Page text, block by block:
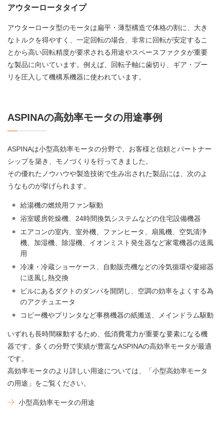
アウターロータタイプ
アウターロータ型のモータは扁平・薄型構造で体格の割に、大き
なトルクを得やすく、一定回転の場合、非常に回転が安定するこ
とから高い回転精度が要求される用途やスペースファクタが重要
な製品に向いています。例えば、回転子軸に歯切り、ギア・プー
リを圧入して機構系機器に使われています。
ASPINAの高効率モータの用途事例
ASPINAは小型高効率モータの分野で、お客様と信頼とパートナー
シップを築き、モノづくりを行ってきました。
その優れたノウハウや製造技術で生み出された製品には、次のよ
うなものが挙げられます。
給湯機の燃焼用ファン駆動
浴室暖房乾燥機、24時間換気システムなどの住宅設備機器
エアコンの室内、室外機、ファンヒータ、扇風機、空気清浄
機、加湿機、除湿機、イオンミスト発生器など家電機器の送風
用
冷凍・冷蔵ショーケース、自動販売機などの冷気循環や凝縮器
に送風し熱交換
ビルにあるダクトのダンパを開閉し、空調の効率をよくする為
のアクチュエータ
コピー機やプリンタなど事務機器の紙搬送、メインドラム駆動
いずれも長時間稼動するため、低消費電力が重要な要素になる機
器です。多くの分野で実績が豊富なASPINAの高効率モータが最適
です。
高効率モータのより詳しい用途については、「小型高効率モータ
の用途」をご覧ください。
小型高効率モータの用途